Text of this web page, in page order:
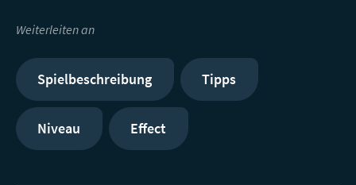
Weiterleiten an
Spielbeschreibung Tipps
Niveau Effect